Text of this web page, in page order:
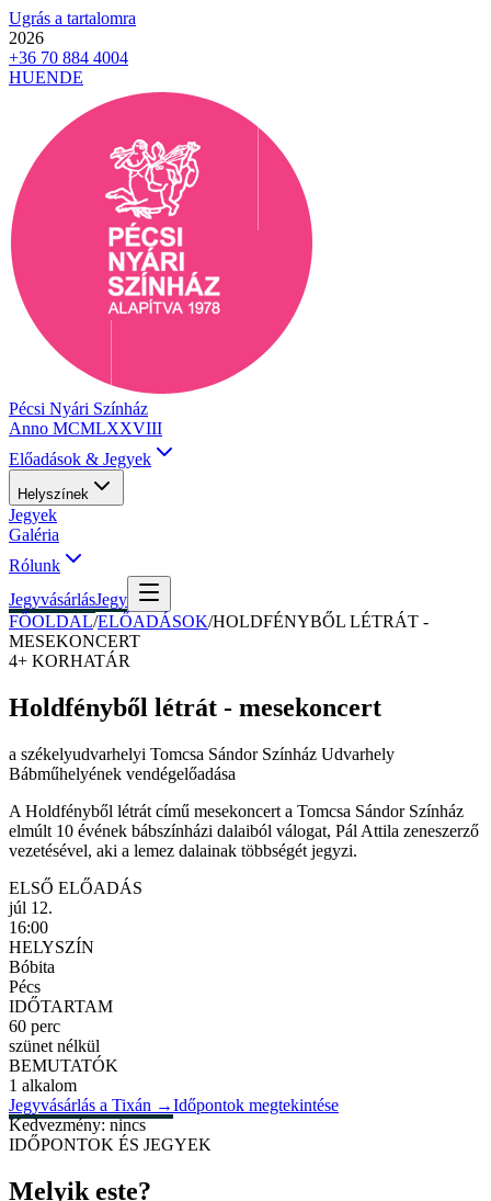
Ugrás a tartalomra
2026
+36 70 884 4004
HUENDE
Pécsi Nyári Színház
Anno MCMLXXVIII
Előadások & Jegyek
Helyszínek
Jegyek
Galéria
Rólunk
JegyvásárlásJegy
FŐOLDAL/ELŐADÁSOK/HOLDFÉNYBŐL LÉTRÁT -
MESEKONCERT
4+ KORHATÁR
Holdfényből létrát - mesekoncert
a székelyudvarhelyi Tomcsa Sándor Színház Udvarhely
Bábműhelyének vendégelőadása
A Holdfényből létrát című mesekoncert a Tomcsa Sándor Színház
elmúlt 10 évének bábszínházi dalaiból válogat, Pál Attila zeneszerző
vezetésével, aki a lemez dalainak többségét jegyzi.
ELSŐ ELŐADÁS
júl 12.
16:00
HELYSZÍN
Bóbita
Pécs
IDŐTARTAM
60 perc
szünet nélkül
BEMUTATÓK
1 alkalom
Jegyvásárlás a Tixán →Időpontok megtekintése
Kedvezmény: nincs
IDŐPONTOK ÉS JEGYEK
Melyik este?